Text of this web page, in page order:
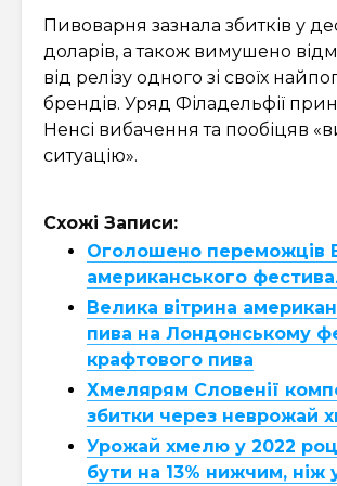
Пивоварня зазнала збитків у
доларів, а також вимушено
від релізу одного зі своїх
брендів. Уряд Філадельфії
Ненсі вибачення та пообіцяв
ситуацію».
Схожі Записи:
Оголошено переможців
американського
Велика вітрина
пива на Лондонському
крафтового пива
Хмелярям Словенії
збитки через неврожай
Урожай хмелю у 2022
бути на 13% нижчим, ніж